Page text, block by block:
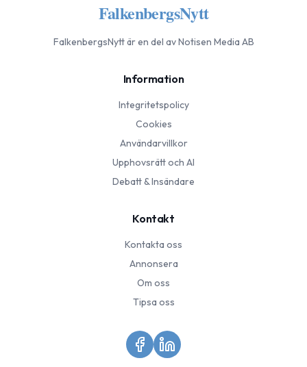
FalkenbergsNytt
FalkenbergsNyttär en del av Notisen Media AB
Information
Integritetspolicy
Cookies
Användarvillkor
Upphovsrätt och AI
Debatt & Insändare
Kontakt
Kontakta oss
Annonsera
Om oss
Tipsa oss